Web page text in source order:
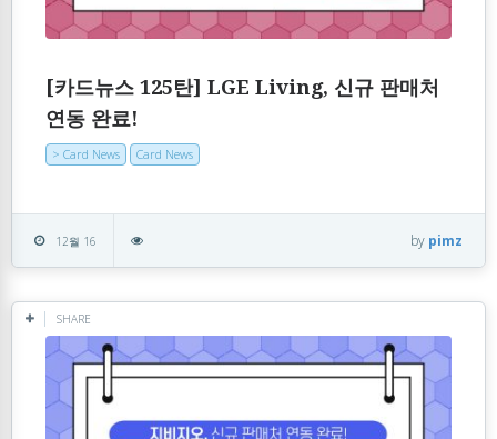
[카드뉴스 125탄] LGE Living, 신규 판매처
연동 완료!
> Card News Card News
12월 16 by pimz
SHARE